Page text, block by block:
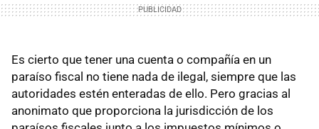
Es cierto que tener una cuenta o compañía en un
paraíso fiscal no tiene nada de ilegal, siempre que las
autoridades estén enteradas de ello. Pero gracias al
anonimato que proporciona la jurisdicción de los